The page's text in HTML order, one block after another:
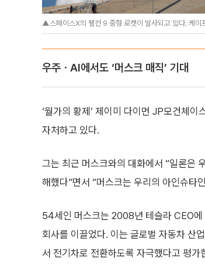
▲스페이스X의 팰컨 9 중형 로켓이 발사되고 있다. 케이
우주ㆍAI에서도 ‘머스크 매직’ 기대
‘월가의 황제’ 제이미 다이먼 JP모건체
자처하고 있다.
그는 최근 머스크와의 대화에서 “일론은
해했다”면서 “머스크는 우리의 아인슈타
54세인 머스크는 2008년 테슬라 CEO에
회사를 이끌었다. 이는 글로벌 자동차 산
서 전기차로 전환하도록 자극했다고 평